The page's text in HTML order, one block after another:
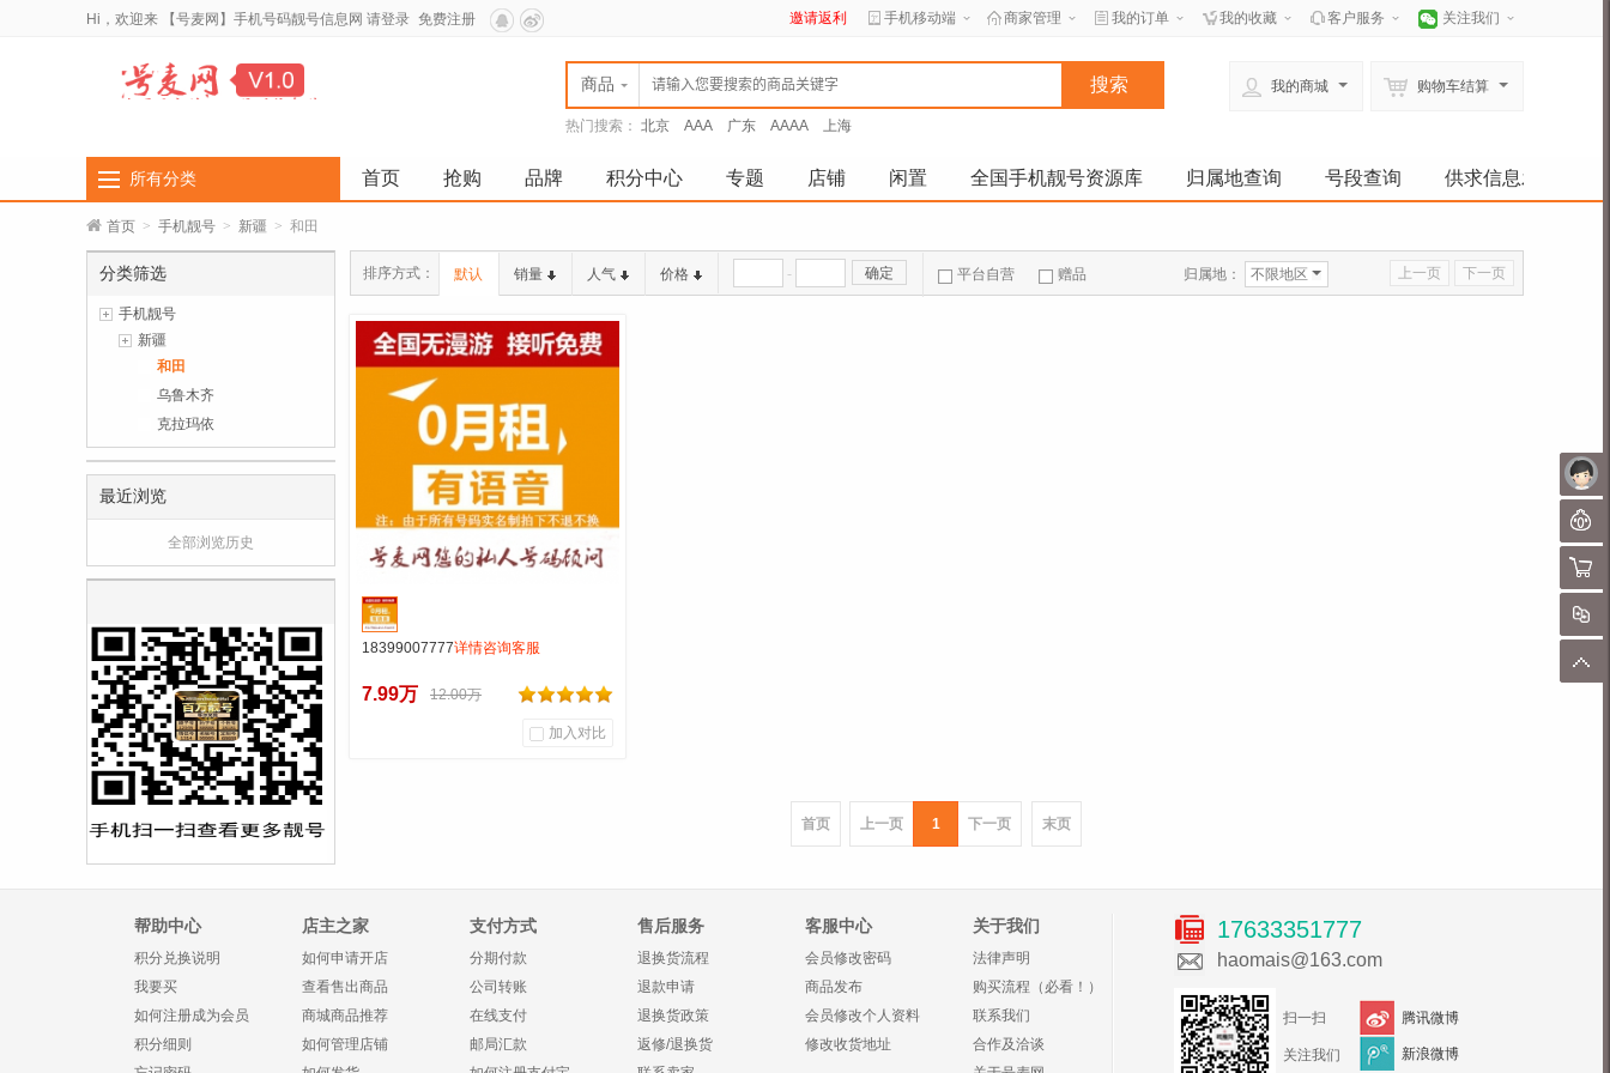
未
聊
购物
对
顶
Hi，欢迎来 【号麦网】手机号码靓号信息网 请登录 免费注册 邀请返利 手机移动端 商家管理 我的订单 我的收藏 客户服务 关注我们
商品
热门搜索： 北京 AAA 广东 AAAA 上海
我的商城 购物车结算
所有分类 首页 抢购 品牌 积分中心 专题 店铺 闲置 全国手机靓号资源库 归属地查询 号段查询 供求信息发布
首页 > 手机靓号 > 新疆 > 和田
分类筛选
手机靓号
新疆
和田
乌鲁木齐
克拉玛依
最近浏览
全部浏览历史
上一页 下一页
排序方式： 默认 销量 人气 价格 - 确定 平台自营 赠品 归属地： 不限地区
18399007777详情咨询客服
7.99万 12.00万
加入对比
首页 上一页 1 下一页 末页
帮助中心
积分兑换说明
我要买
如何注册成为会员
积分细则
店主之家
如何申请开店
查看售出商品
商城商品推荐
如何管理店铺
支付方式
分期付款
公司转账
在线支付
邮局汇款
售后服务
退换货流程
退款申请
退换货政策
返修/退换货
客服中心
会员修改密码
商品发布
会员修改个人资料
修改收货地址
关于我们
法律声明
购买流程（必看！）
联系我们
合作及洽谈
17633351777
haomais@163.com
扫一扫
关注我们
腾讯微博
新浪微博